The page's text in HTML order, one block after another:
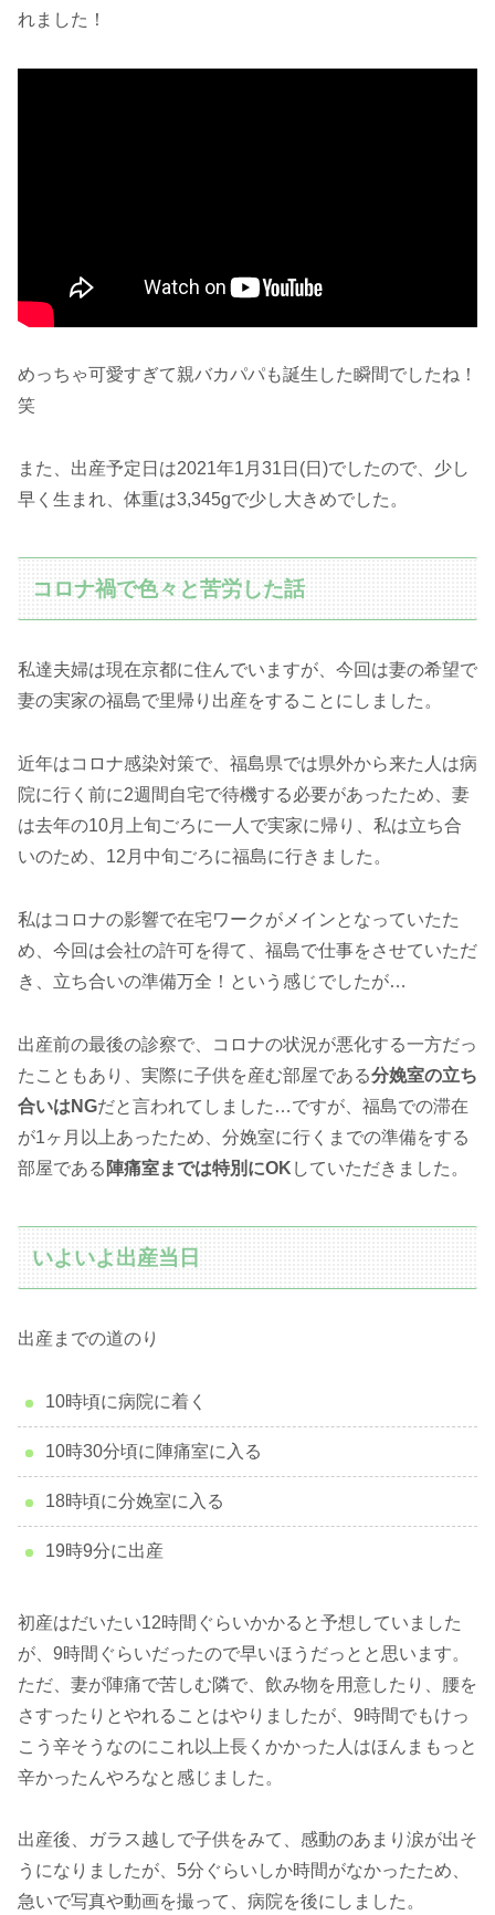
れました！
めっちゃ可愛すぎて親バカパパも誕生した瞬間でしたね！
笑
また、出産予定日は2021年1月31日(日)でしたので、少し
早く生まれ、体重は3,345gで少し大きめでした。
コロナ禍で色々と苦労した話
私達夫婦は現在京都に住んでいますが、今回は妻の希望で
妻の実家の福島で里帰り出産をすることにしました。
近年はコロナ感染対策で、福島県では県外から来た人は病
院に行く前に2週間自宅で待機する必要があったため、妻
は去年の10月上旬ごろに一人で実家に帰り、私は立ち合
いのため、12月中旬ごろに福島に行きました。
私はコロナの影響で在宅ワークがメインとなっていたた
め、今回は会社の許可を得て、福島で仕事をさせていただ
き、立ち合いの準備万全！という感じでしたが…
出産前の最後の診察で、コロナの状況が悪化する一方だっ
たこともあり、実際に子供を産む部屋である分娩室の立ち
合いはNGだと言われてしました…ですが、福島での滞在
が1ヶ月以上あったため、分娩室に行くまでの準備をする
部屋である 陣痛室までは特別にOK していただきました。
いよいよ出産当日
出産までの道のり
10時頃に病院に着く
10時30分頃に陣痛室に入る
18時頃に分娩室に入る
19時9分に出産
初産はだいたい12時間ぐらいかかると予想していました
が、9時間ぐらいだったので早いほうだっとと思います。
ただ、妻が陣痛で苦しむ隣で、飲み物を用意したり、腰を
さすったりとやれることはやりましたが、9時間でもけっ
こう辛そうなのにこれ以上長くかかった人はほんまもっと
辛かったんやろなと感じました。
出産後、ガラス越しで子供をみて、感動のあまり涙が出そ
うになりましたが、5分ぐらいしか時間がなかったため、
急いで写真や動画を撮って、病院を後にしました。